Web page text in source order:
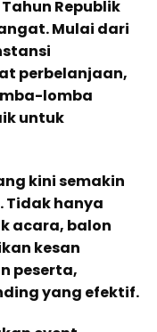
Republik
Mulai dari
perbelanjaan,
lomba
untuk
kini semakin
. Tidak hanya
acara, balon
kesan
peserta,
yang efektif.